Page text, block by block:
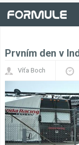
Prvním den v
Víťa Boch